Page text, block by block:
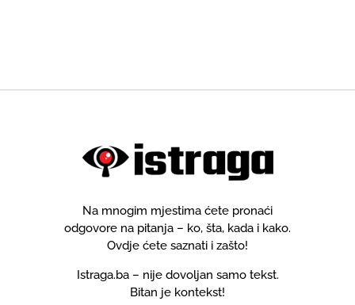
Na mnogim mjestima ćete pronaći
odgovore na pitanja – ko, šta, kada i kako.
Ovdje ćete saznati i zašto!
Istraga.ba – nije dovoljan samo tekst.
Bitan je kontekst!